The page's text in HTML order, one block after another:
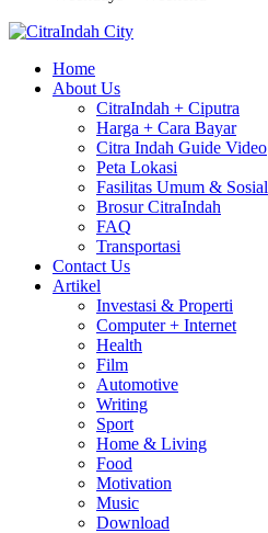
Home
About Us
CitraIndah + Ciputra
Harga + Cara Bayar
Citra Indah Guide Video
Peta Lokasi
Fasilitas Umum & Sosial
Brosur CitraIndah
FAQ
Transportasi
Contact Us
Artikel
Investasi & Properti
Computer + Internet
Health
Film
Automotive
Writing
Sport
Home & Living
Food
Motivation
Music
Download